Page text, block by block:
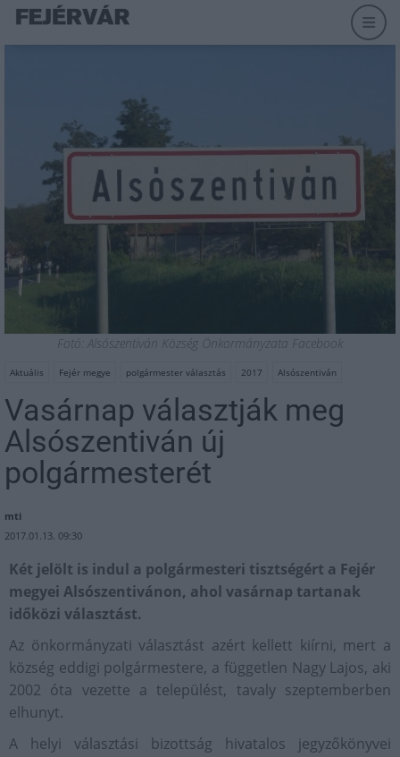
Fotó: Alsószentiván Község Önkormányzata Facebook
Aktuális Fejér megye polgármester választás 2017 Alsószentiván
Vasárnap választják meg
Alsószentiván új
polgármesterét
mti
2017.01.13. 09:30
Két jelölt is indul a polgármesteri tisztségért a Fejér
megyei Alsószentivánon, ahol vasárnap tartanak
időközi választást.
Az önkormányzati választást azért kellett kiírni, mert a
község eddigi polgármestere, a független Nagy Lajos, aki
2002 óta vezette a települést, tavaly szeptemberben
elhunyt.
A helyi választási bizottság hivatalos jegyzőkönyvei